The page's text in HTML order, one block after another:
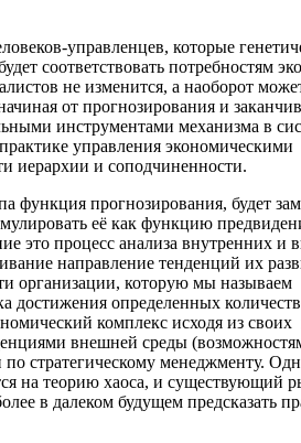
управленцев, которые
соответствовать потребностям
не изменится, а наоборот
от прогнозирования и
инструментами механизма в
управления экономическими
иерархии и соподчиненности.
функция прогнозирования, будет
её как функцию
это процесс анализа внутренних и
направление тенденций их
организации, которую мы называем
достижения определенных
комплекс исходя из
внешней среды
стратегическому менеджменту.
на теорию хаоса, и существующий
в далеком будущем предсказать